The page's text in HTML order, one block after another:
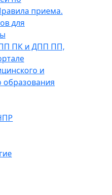
приема.
для
ПК и ДПП ПП,
и
образования